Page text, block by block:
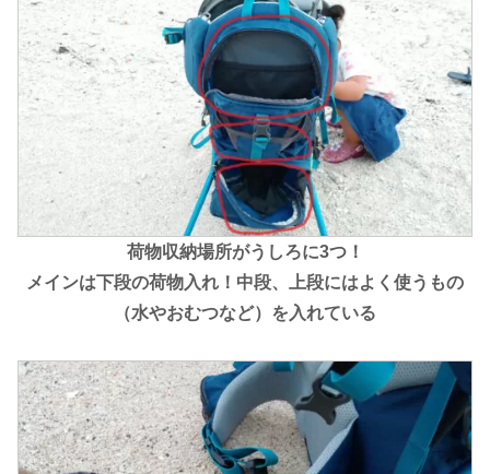
荷物収納場所がうしろに3つ！
メインは下段の荷物入れ！中段、上段にはよく使うもの
（水やおむつなど）を入れている